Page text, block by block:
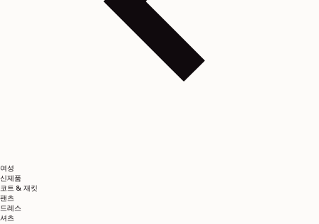
여성
신제품
코트 & 재킷
팬츠
드레스
셔츠